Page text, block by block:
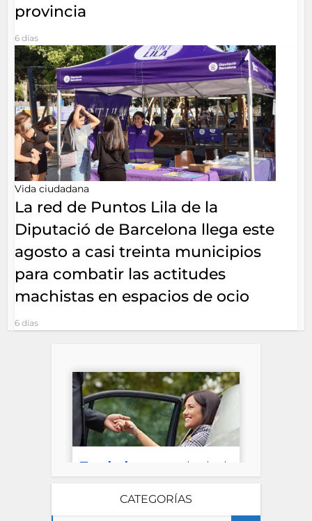
provincia
6 días
Vida ciudadana
La red de Puntos Lila de la
Diputació de Barcelona llega este
agosto a casi treinta municipios
para combatir las actitudes
machistas en espacios de ocio
6 días
CATEGORÍAS